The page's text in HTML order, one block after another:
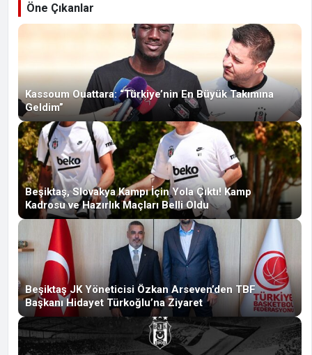
Öne Çıkanlar
Kassoum Ouattara: “Türkiye’nin En Büyük Takımına
Geldim”
Beşiktaş, Slovakya Kampı İçin Yola Çıktı! Kamp
Kadrosu ve Hazırlık Maçları Belli Oldu
Beşiktaş JK Yöneticisi Özkan Arseven’den TBF
Başkanı Hidayet Türkoğlu’na Ziyaret